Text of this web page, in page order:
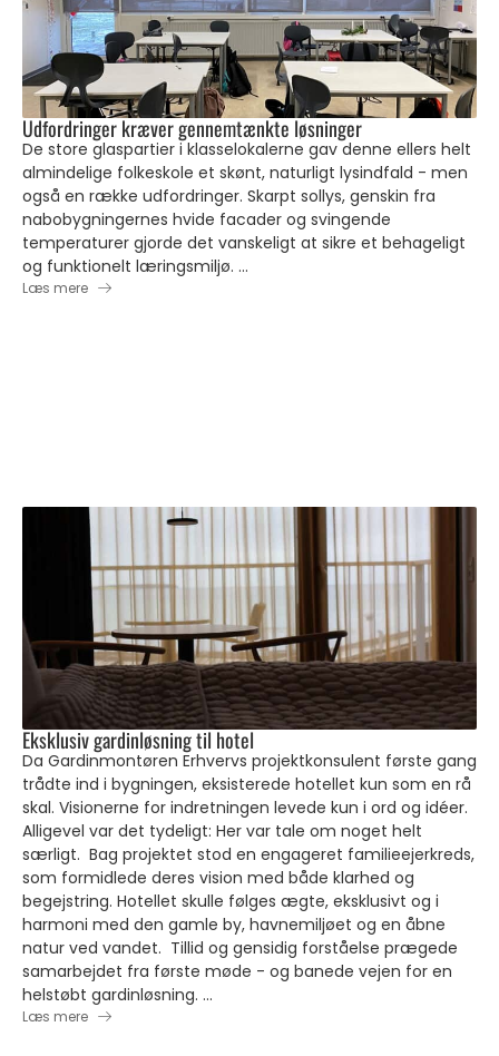
Udfordringer kræver gennemtænkte løsninger
De store glaspartier i klasselokalerne gav denne ellers helt
almindelige folkeskole et skønt, naturligt lysindfald - men
også en række udfordringer. Skarpt sollys, genskin fra
nabobygningernes hvide facader og svingende
temperaturer gjorde det vanskeligt at sikre et behageligt
og funktionelt læringsmiljø. ...
Læs mere
Eksklusiv gardinløsning til hotel
Da Gardinmontøren Erhvervs projektkonsulent første gang
trådte ind i bygningen, eksisterede hotellet kun som en rå
skal. Visionerne for indretningen levede kun i ord og idéer.
Alligevel var det tydeligt: Her var tale om noget helt
særligt. Bag projektet stod en engageret familieejerkreds,
som formidlede deres vision med både klarhed og
begejstring. Hotellet skulle følges ægte, eksklusivt og i
harmoni med den gamle by, havnemiljøet og en åbne
natur ved vandet. Tillid og gensidig forståelse prægede
samarbejdet fra første møde - og banede vejen for en
helstøbt gardinløsning. ...
Læs mere